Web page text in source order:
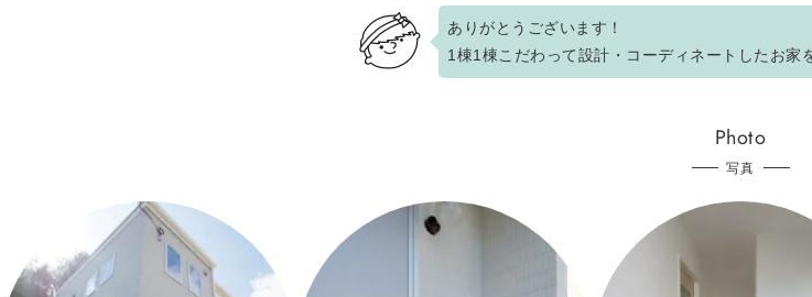
ありがとうございます！
1棟1棟こだわって設計・コーディネートしたお家
Photo
写真